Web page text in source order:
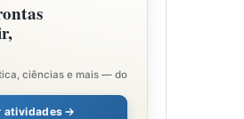
ciências e mais — do
atividades